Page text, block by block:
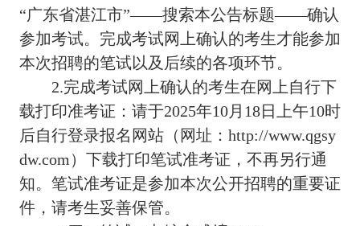
“广东省湛江市”——搜索本公告标题——确认
参加考试。完成考试网上确认的考生才能参加
本次招聘的笔试以及后续的各项环节。
2.完成考试网上确认的考生在网上自行下
载打印准考证：请于2025年10月18日上午10时
后自行登录报名网站（网址：http://www.qgsy
dw.com）下载打印笔试准考证，不再另行通
知。笔试准考证是参加本次公开招聘的重要证
件，请考生妥善保管。